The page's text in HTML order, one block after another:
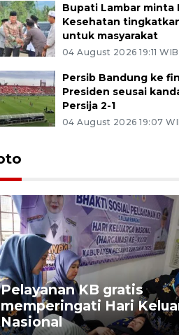
Bupati Lambar minta
Kesehatan
untuk masyarakat
04 August 2026 19:11 WIB
Persib Bandung ke
Presiden seusai
Persija 2-1
04 August 2026 19:07
Pelayanan KB gratis
memperingati Hari
Nasional